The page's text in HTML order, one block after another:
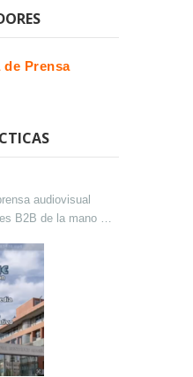
de Prensa
audiovisual
B2B de la mano de